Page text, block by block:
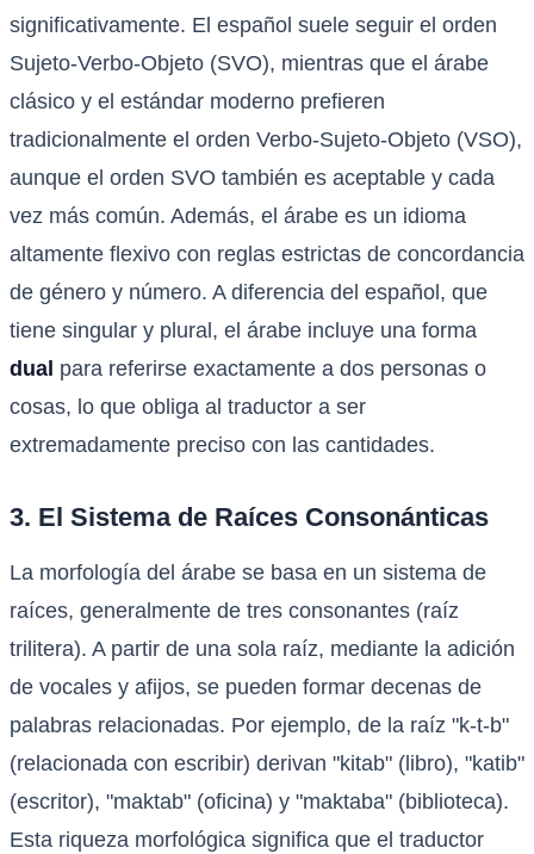
significativamente. El español suele seguir el orden
Sujeto-Verbo-Objeto (SVO), mientras que el árabe
clásico y el estándar moderno prefieren
tradicionalmente el orden Verbo-Sujeto-Objeto (VSO),
aunque el orden SVO también es aceptable y cada
vez más común. Además, el árabe es un idioma
altamente flexivo con reglas estrictas de concordancia
de género y número. A diferencia del español, que
tiene singular y plural, el árabe incluye una forma
dual para referirse exactamente a dos personas o
cosas, lo que obliga al traductor a ser
extremadamente preciso con las cantidades.
3. El Sistema de Raíces Consonánticas
La morfología del árabe se basa en un sistema de
raíces, generalmente de tres consonantes (raíz
trilitera). A partir de una sola raíz, mediante la adición
de vocales y afijos, se pueden formar decenas de
palabras relacionadas. Por ejemplo, de la raíz "k-t-b"
(relacionada con escribir) derivan "kitab" (libro), "katib"
(escritor), "maktab" (oficina) y "maktaba" (biblioteca).
Esta riqueza morfológica significa que el traductor